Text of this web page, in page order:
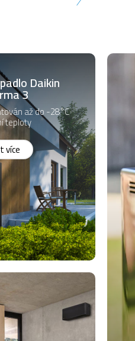
Daikin
3
až do -28°C
teploty
více